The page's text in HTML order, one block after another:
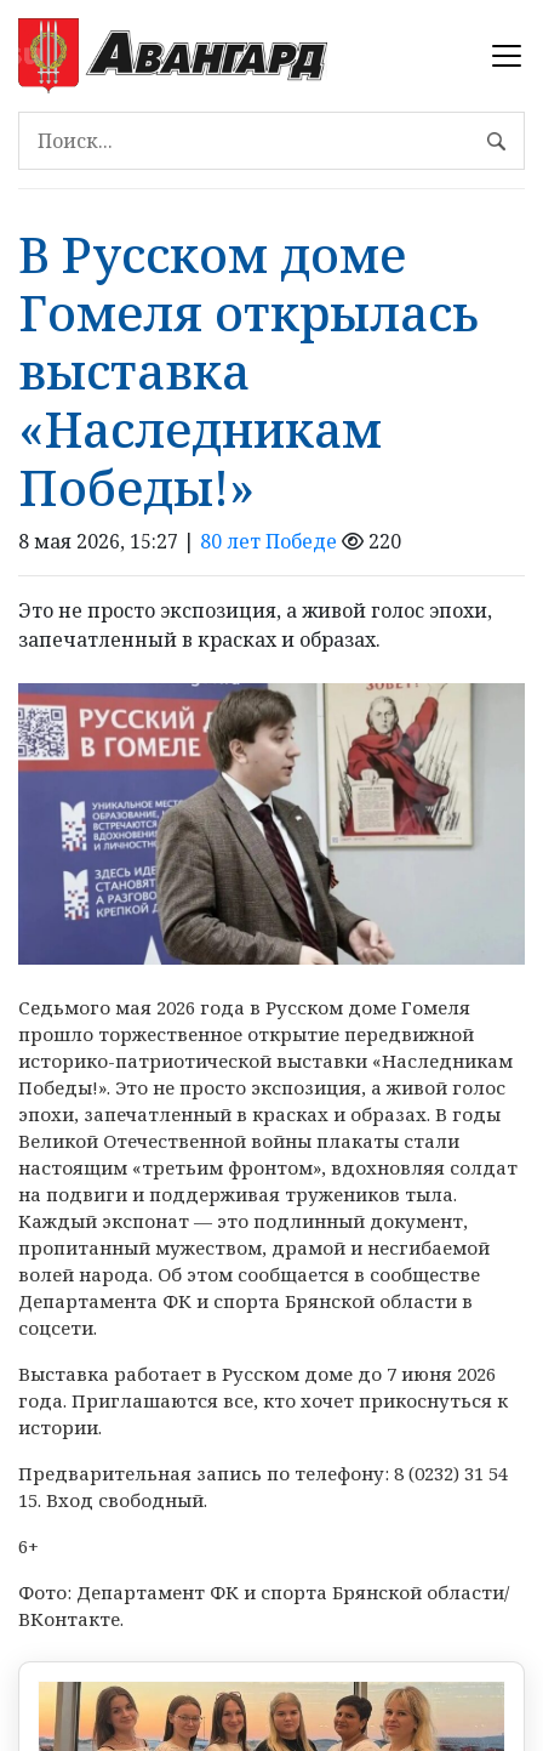
В Русском доме
Гомеля открылась
выставка
«Наследникам
Победы!»
8 мая 2026, 15:27 | 80 лет Победе 220
Это не просто экспозиция, а живой голос эпохи,
запечатленный в красках и образах.
Седьмого мая 2026 года в Русском доме Гомеля
прошло торжественное открытие передвижной
историко-патриотической выставки «Наследникам
Победы!». Это не просто экспозиция, а живой голос
эпохи, запечатленный в красках и образах. В годы
Великой Отечественной войны плакаты стали
настоящим «третьим фронтом», вдохновляя солдат
на подвиги и поддерживая тружеников тыла.
Каждый экспонат — это подлинный документ,
пропитанный мужеством, драмой и несгибаемой
волей народа. Об этом сообщается в сообществе
Департамента ФК и спорта Брянской области в
соцсети.
Выставка работает в Русском доме до 7 июня 2026
года. Приглашаются все, кто хочет прикоснуться к
истории.
Предварительная запись по телефону: 8 (0232) 31 54
15. Вход свободный.
6+
Фото: Департамент ФК и спорта Брянской области/
ВКонтакте.